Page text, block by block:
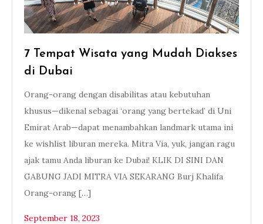
7 Tempat Wisata yang Mudah Diakses
di Dubai
Orang-orang dengan disabilitas atau kebutuhan
khusus—dikenal sebagai ‘orang yang bertekad’ di Uni
Emirat Arab—dapat menambahkan landmark utama ini
ke wishlist liburan mereka. Mitra Via, yuk, jangan ragu
ajak tamu Anda liburan ke Dubai! KLIK DI SINI DAN
GABUNG JADI MITRA VIA SEKARANG Burj Khalifa
Orang-orang […]
September 18, 2023